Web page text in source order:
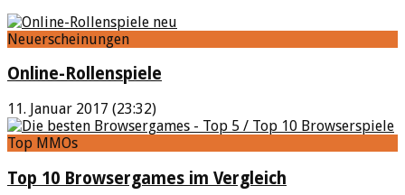
Neuerscheinungen
Online-Rollenspiele
11. Januar 2017 (23:32)
Top MMOs
Top 10 Browsergames im Vergleich